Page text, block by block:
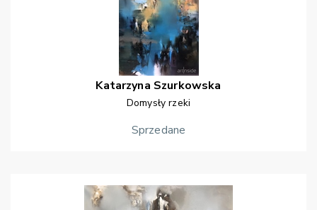
Katarzyna Szurkowska
Domysły rzeki
Sprzedane